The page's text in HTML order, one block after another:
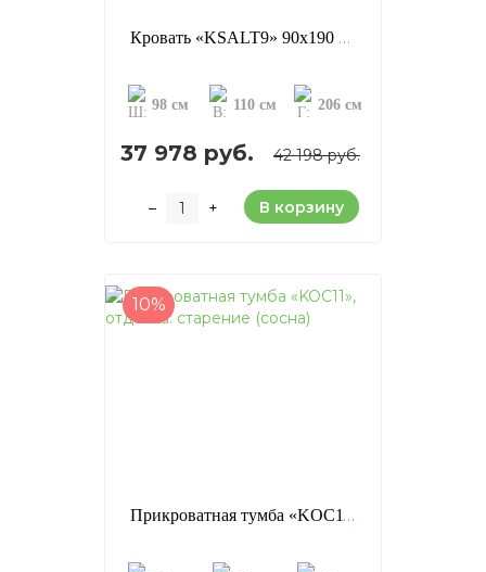
Кровать «KSALT9» 90х190 см., отделка: старение (сосна)
98 см 110 см 206 см
37 978 руб. 42 198 руб.
– + В корзину
10%
Прикроватная тумба «KOC11», отделка: старение (сосна)